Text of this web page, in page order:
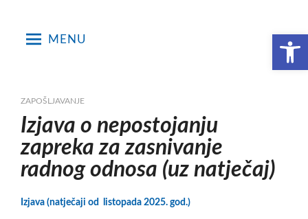
Open toolbar
MENU
ZAPOŠLJAVANJE
Izjava o nepostojanju
zapreka za zasnivanje
radnog odnosa (uz natječaj)
Izjava (natječaji od listopada 2025. god.)